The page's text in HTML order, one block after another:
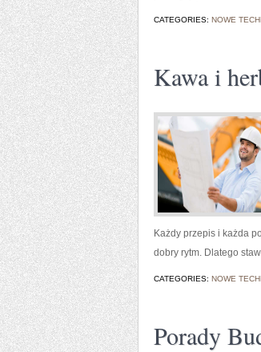
CATEGORIES: NOWE
Kawa i
Każdy przepis i każda
dobry rytm. Dlatego
CATEGORIES: NOWE
Porady